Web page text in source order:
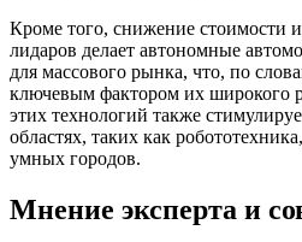
Кроме того, снижение стоимости
лидаров делает автономные
для массового рынка, что, по
ключевым фактором их широкого
этих технологий также
областях, таких как
умных городов.
Мнение эксперта и